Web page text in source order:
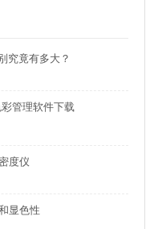
究竟有多大？
管理软件下载
度仪
显色性